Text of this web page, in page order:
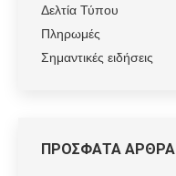
Δελτία Τύπου
Πληρωμές
Σημαντικές ειδήσεις
ΠΡΟΣΦΑΤΑ ΑΡΘΡΑ